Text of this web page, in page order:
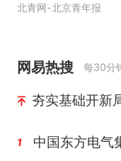
北青网-北京青年报
网易热搜 每30分
夯实基础开新
1